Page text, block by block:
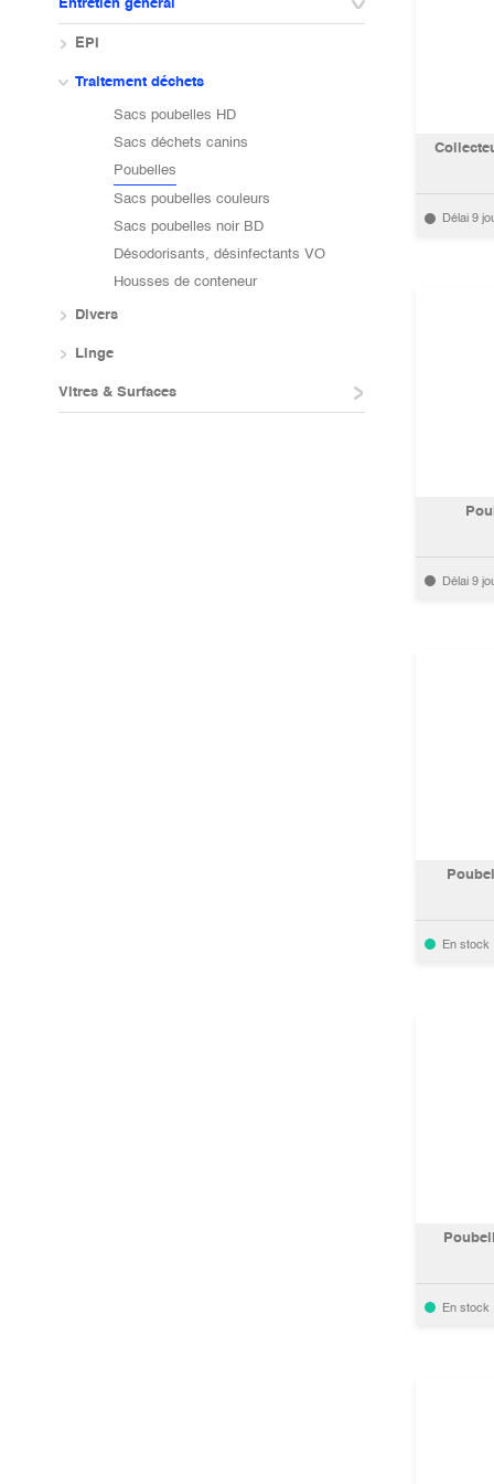
Entretien général
EPI
Traitement déchets
Sacs poubelles HD
Sacs déchets canins
Poubelles
Sacs poubelles couleurs
Sacs poubelles noir BD
Désodorisants, désinfectants VO
Housses de conteneur
Divers
Linge
Vitres & Surfaces
Délai 9
Délai 9
En stock
En stock